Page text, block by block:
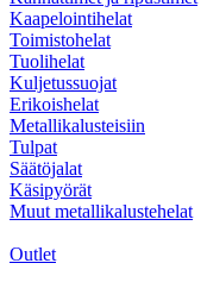
Kaapelointihelat
Toimistohelat
Tuolihelat
Kuljetussuojat
Erikoishelat
Metallikalusteisiin
Tulpat
Säätöjalat
Käsipyörät
Muut metallikalustehelat
Outlet